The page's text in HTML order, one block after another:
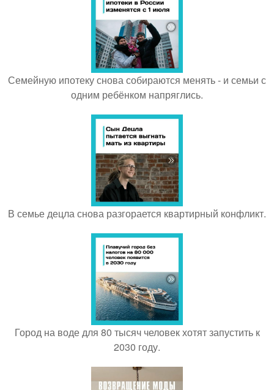
Семейную ипотеку снова собираются менять - и семьи с
одним ребёнком напряглись.
В семье децла снова разгорается квартирный конфликт.
Город на воде для 80 тысяч человек хотят запустить к
2030 году.